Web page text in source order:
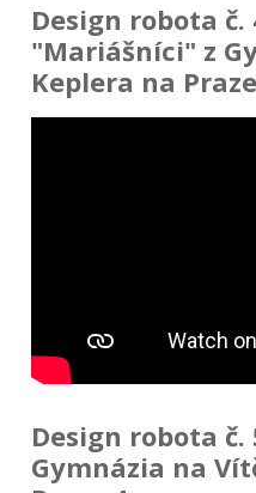
Design robota č.
"Mariášníci" z
Keplera na
Design robota č.
Gymnázia na